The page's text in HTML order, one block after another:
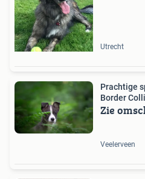
Utrecht
Prachtige
Border
Zie
Veelerveen